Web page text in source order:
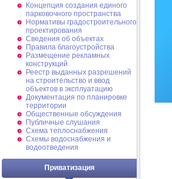
Концепция создания единого
парковочного пространства
Нормативы градостроительного
проектирования
Сведения об объектах
Правила благоустройства
Размещение рекламных
конструкций
Реестр выданных разрешений
на строительство и ввод
объектов в эксплуатацию
Документация по планировке
территории
Общественные обсуждения
Публичные слушания
Схема теплоснабжения
Схемы водоснабжения и
водоотведения
Приватизация